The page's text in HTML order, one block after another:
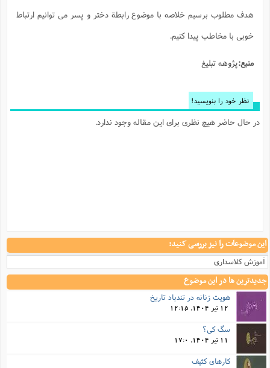
هدف مطلوب برسیم خلاصه با موضوع رابطة دختر و پسر می توانیم ارتباط
خوبی با مخاطب پیدا کنیم.
منبع:پژوهه تبلیغ
نظر خود را بنویسید!
در حال حاضر هیچ نظری برای این مقاله وجود ندارد.
این موضوعات را نیز بررسی کنید:
آموزش کلاسداری
جدیدترین ها در این موضوع
هویت زنانه در تندباد تاریخ
12 تیر 1404, 12:15
سگ کی؟
11 تیر 1404, 17:0
کارهای کثیف